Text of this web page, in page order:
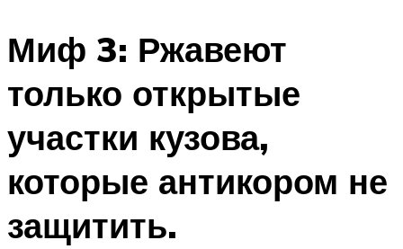
Миф 3: Ржавеют
только открытые
участки кузова,
которые антикором не
защитить.